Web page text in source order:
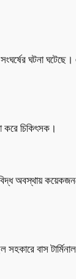
ঘটনা
করে চিকিৎসক।
অবস্থায়
বাস